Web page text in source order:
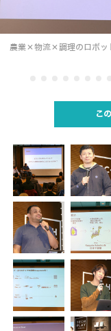
農業×物流×調理のロボッ
こ